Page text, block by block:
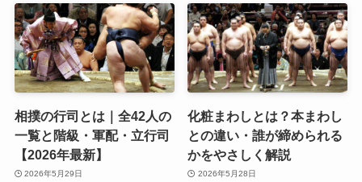
相撲の行司とは｜全42人の
一覧と階級・軍配・立行司
【2026年最新】
2026年5月29日
化粧まわしとは？本まわし
との違い・誰が締められる
かをやさしく解説
2026年5月28日